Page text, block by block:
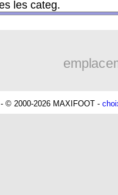
- © 2000-2026 MAXIFOOT -